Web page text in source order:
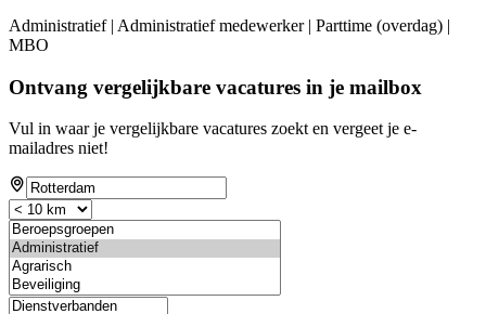
Administratief | Administratief medewerker | Parttime (overdag) |
MBO
Ontvang vergelijkbare vacatures in je mailbox
Vul in waar je vergelijkbare vacatures zoekt en vergeet je e-
mailadres niet!